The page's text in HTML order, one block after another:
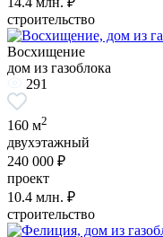
строительство
Восхищение
дом из газоблока
291
160 м2
двухэтажный
240 000 ₽
проект
10.4 млн. ₽
строительство